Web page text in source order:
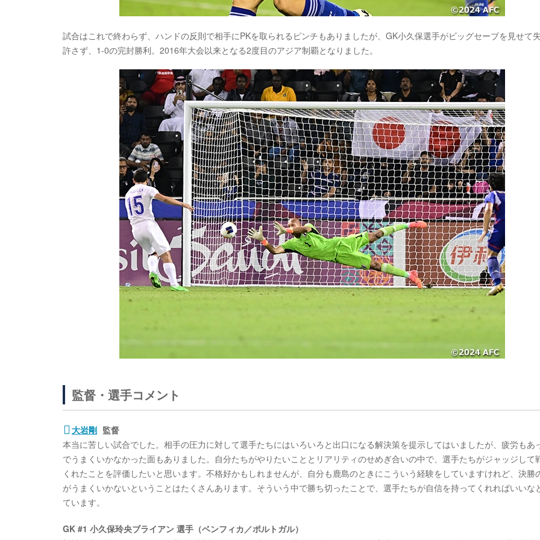
試合はこれで終わらず、ハンドの反則で相手にPKを取られるピンチもありましたが、GK小久保選手がビッグセーブを見せて
許さず、1-0の完封勝利。2016年大会以来となる2度目のアジア制覇となりました。
監督・選手コメント
大岩剛 監督
本当に苦しい試合でした。相手の圧力に対して選手たちにはいろいろと出口になる解決策を提示してはいましたが、疲労もあ
でうまくいかなかった面もありました。自分たちがやりたいこととリアリティのせめぎ合いの中で、選手たちがジャッジして
くれたことを評価したいと思います。不格好かもしれませんが、自分も鹿島のときにこういう経験をしていますけれど、決勝
がうまくいかないということはたくさんあります。そういう中で勝ち切ったことで、選手たちが自信を持ってくれればいいな
ています。
GK #1 小久保玲央ブライアン 選手（ベンフィカ／ポルトガル）